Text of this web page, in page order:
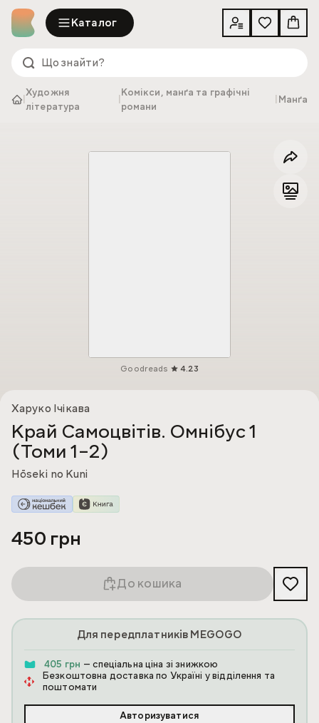
Каталог
|
Художня
література
Комікси, манґа та графічні
романи
Манґа
Goodreads 4.23
Харуко Ічікава
Край Самоцвітів. Омнібус 1
(Томи 1–2)
Hōseki no Kuni
450 грн
До кошика
Для передплатників MEGOGO
405 грн — спеціальна ціна зі знижкою
Безкоштовна доставка по Україні у відділення та
поштомати
Авторизуватися